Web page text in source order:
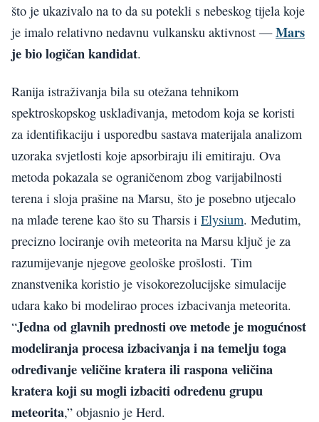
što je ukazivalo na to da su potekli s nebeskog tijela koje
je imalo relativno nedavnu vulkansku aktivnost —Mars
je bio logičan kandidat.
Ranija istraživanja bila su otežana tehnikom
spektroskopskog usklađivanja, metodom koja se koristi
za identifikaciju i usporedbu sastava materijala analizom
uzoraka svjetlosti koje apsorbiraju ili emitiraju. Ova
metoda pokazala se ograničenom zbog varijabilnosti
terena i sloja prašine na Marsu, što je posebno utjecalo
na mlađe terene kao što su Tharsis i Elysium. Međutim,
precizno lociranje ovih meteorita na Marsu ključ je za
razumijevanje njegove geološke prošlosti. Tim
znanstvenika koristio je visokorezolucijske simulacije
udara kako bi modelirao proces izbacivanja meteorita.
“Jedna od glavnih prednosti ove metode je mogućnost
modeliranja procesa izbacivanja i na temelju toga
određivanje veličine kratera ili raspona veličina
kratera koji su mogli izbaciti određenu grupu
meteorita,” objasnio je Herd.